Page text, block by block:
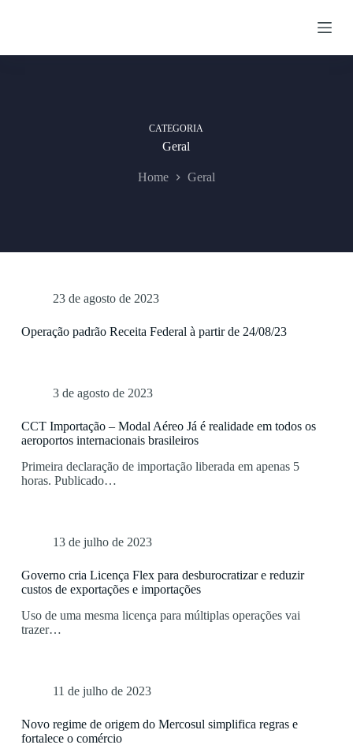
a
o
CATEGORIA
Geral
Home Geral
23 de agosto de 2023
Operação padrão Receita Federal à partir de 24/08/23
3 de agosto de 2023
CCT Importação – Modal Aéreo Já é realidade em todos os
aeroportos internacionais brasileiros
Primeira declaração de importação liberada em apenas 5
horas. Publicado…
13 de julho de 2023
Governo cria Licença Flex para desburocratizar e reduzir
custos de exportações e importações
Uso de uma mesma licença para múltiplas operações vai
trazer…
11 de julho de 2023
Novo regime de origem do Mercosul simplifica regras e
fortalece o comércio